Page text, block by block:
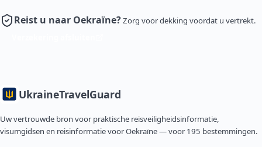
Reist u naar Oekraïne?Zorg voor dekking voordat u vertrekt.
UkraineTravelGuard
Uw vertrouwde bron voor praktische reisveiligheidsinformatie,
visumgidsen en reisinformatie voor Oekraïne — voor 195 bestemmingen.